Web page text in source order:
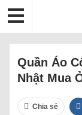
Quần Áo
Nhật Mua
Chia sẻ